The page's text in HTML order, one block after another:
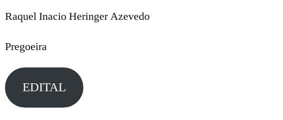
Raquel Inacio Heringer Azevedo
Pregoeira
EDITAL